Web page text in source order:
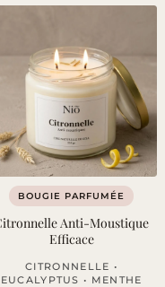
BOUGIE PARFUMÉE
Anti-Moustique
Efficace
CITRONNELLE •
EUCALYPTUS • MENTHE